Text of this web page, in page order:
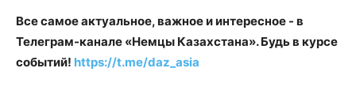
Все самое актуальное, важное и интересное - в
Телеграм-канале «Немцы Казахстана». Будь в курсе
событий! https://t.me/daz_asia